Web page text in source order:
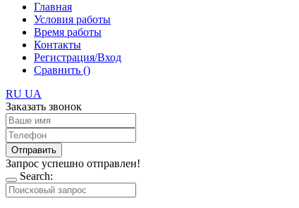
Главная
Условия работы
Время работы
Контакты
Регистрация/Вход
Сравнить ()
RU UA
Заказать звонок
Отправить
Запрос успешно отправлен!
Search: